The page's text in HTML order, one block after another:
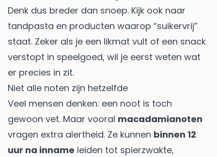
Denk dus breder dan snoep. Kijk ook naar
tandpasta en producten waarop “suikervrij”
staat. Zeker als je een likmat vult of een snack
verstopt in speelgoed, wil je eerst weten wat
er precies in zit.
Niet alle noten zijn hetzelfde
Veel mensen denken: een noot is toch
gewoon vet. Maar vooral macadamianoten
vragen extra alertheid. Ze kunnen binnen 12
uur na inname leiden tot spierzwakte,